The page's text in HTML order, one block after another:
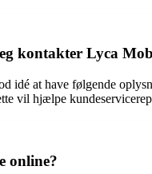
kontakter Lyca
idé at have følgende
vil hjælpe
online?